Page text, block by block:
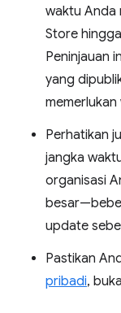
waktu Anda
Store
Peninjauan
yang
memerlukan
Perhatikan
jangka
organisasi
update
Pastikan
pribadi,